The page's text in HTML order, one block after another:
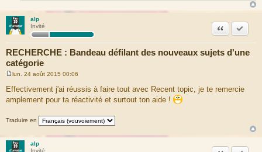
alp
Invité
RECHERCHE : Bandeau défilant des nouveaux sujets d'une
catégorie
Citation
e
s
s
e
lun. 24 août 2015 00:06
Effectivement j'ai réussis à faire tout avec Recent topic, je te remercie
amplement pour ta réactivité et surtout ton aide !
Traduire en
alp
Invité